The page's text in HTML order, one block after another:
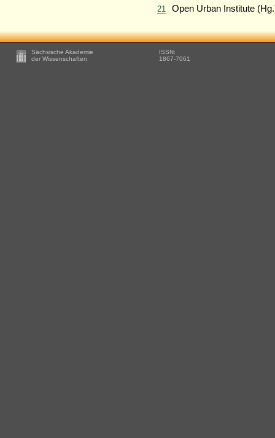
21 Open Urban Institute
Footer
Sächsische Akademie
der Wissenschaften
ISSN:
1867-7061